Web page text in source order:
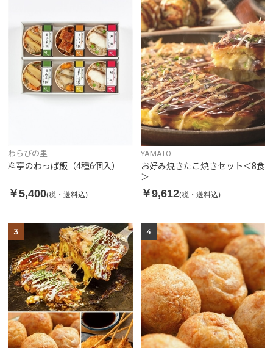
わらびの里
料亭のわっぱ飯（4種6個入）
￥5,400(税・送料込)
YAMATO
お好み焼きたこ焼きセット＜8食
＞
￥9,612(税・送料込)
3 4